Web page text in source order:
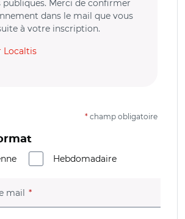
publiques. Merci de confirmer
dans le mail que vous
à votre inscription.
Localtis
* champ obligatoire
Hebdomadaire
mail (champ obligatoire)